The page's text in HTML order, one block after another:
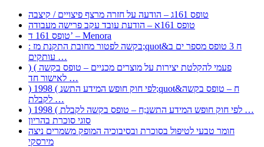
טופס 161ג – הודעה על חזרה מרצף פיצויים / קיצבה
טופס 161א – הודעת עובד עקב פרישה מעבודה
טופס 161 ד’ – Menora
: בקשה לפטור מחובת התקנת מז;quot&ח 3 טופס מספר ים ב
עותקים …
) ( פעמי להקלטת יצירות על מוצרים מכניים – טופס בקשה
לאישור חד …
) 1998 ( לפי חוק חופש המידע התשנ;quot&ח – טופס בקשה
לקבלת …
) 1998 ( לפי חוק חופש המידע התשנ;ח – טופס בקשה לקבלת …
סוגי סוכרת בהריון
חומר טבעי לטיפול בסוכרת ובסיבוכיה המופק משמרים ניצה
מירסקי